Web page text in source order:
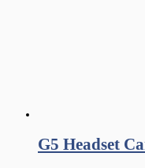
G5 Headset